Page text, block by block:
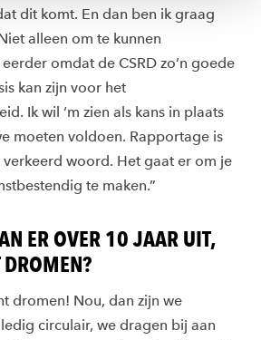
dit komt. En dan ben ik graag
alleen om te kunnen
omdat de CSRD zo’n goede
kan zijn voor het
Ik wil ‘m zien als kans in plaats
moeten voldoen. Rapportage is
woord. Het gaat er om je
te maken.”
ER OVER 10 JAAR UIT,
dromen! Nou, dan zijn we
circulair, we dragen bij aan